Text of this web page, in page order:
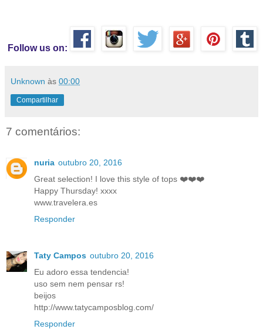
Follow us on:
Unknown às 00:00
Compartilhar
7 comentários:
nuria outubro 20, 2016
Great selection! I love this style of tops ❤️❤️❤️
Happy Thursday! xxxx
www.travelera.es
Responder
Taty Campos outubro 20, 2016
Eu adoro essa tendencia!
uso sem nem pensar rs!
beijos
http://www.tatycamposblog.com/
Responder